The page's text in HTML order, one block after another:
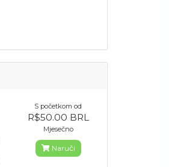
S početkom od
R$50.00 BRL
Mjesečno
Naruči